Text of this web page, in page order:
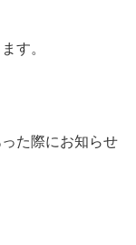
す。
た際にお知らせ